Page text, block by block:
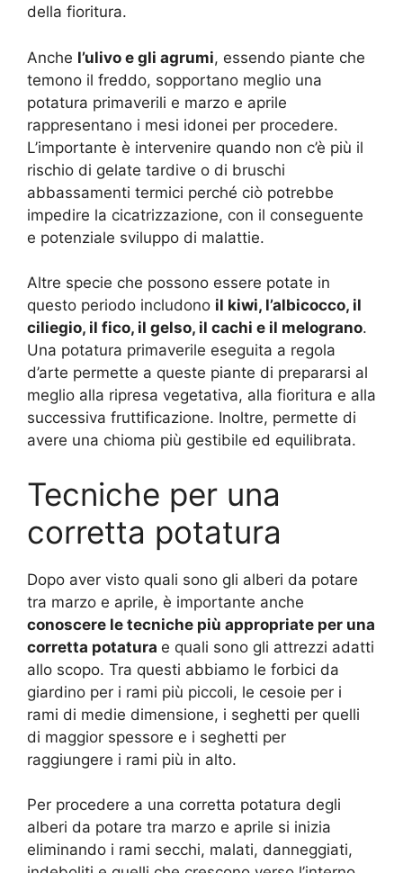
della fioritura.
Anche l’ulivo e gli agrumi, essendo piante che
temono il freddo, sopportano meglio una
potatura primaverili e marzo e aprile
rappresentano i mesi idonei per procedere.
L’importante è intervenire quando non c’è più il
rischio di gelate tardive o di bruschi
abbassamenti termici perché ciò potrebbe
impedire la cicatrizzazione, con il conseguente
e potenziale sviluppo di malattie.
Altre specie che possono essere potate in
questo periodo includono il kiwi, l’albicocco, il
ciliegio, il fico, il gelso, il cachi e il melograno.
Una potatura primaverile eseguita a regola
d’arte permette a queste piante di prepararsi al
meglio alla ripresa vegetativa, alla fioritura e alla
successiva fruttificazione. Inoltre, permette di
avere una chioma più gestibile ed equilibrata.
Tecniche per una
corretta potatura
Dopo aver visto quali sono gli alberi da potare
tra marzo e aprile, è importante anche
conoscere le tecniche più appropriate per una
corretta potatura e quali sono gli attrezzi adatti
allo scopo. Tra questi abbiamo le forbici da
giardino per i rami più piccoli, le cesoie per i
rami di medie dimensione, i seghetti per quelli
di maggior spessore e i seghetti per
raggiungere i rami più in alto.
Per procedere a una corretta potatura degli
alberi da potare tra marzo e aprile si inizia
eliminando i rami secchi, malati, danneggiati,